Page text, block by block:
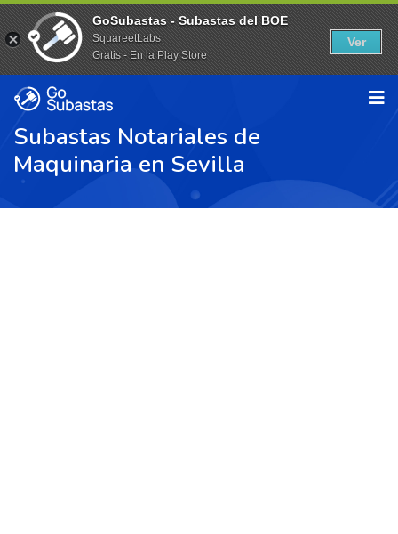
Subastas Notariales de
Maquinaria en Sevilla
GoSubastas - Subastas del BOE
SquareetLabs
Gratis - En la Play Store
Ver